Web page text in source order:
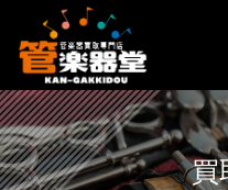
買